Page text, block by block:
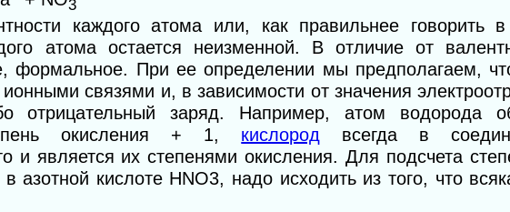
3
каждого атома или, как правильнее говорить
атома остается неизменной. В отличие от
формальное. При ее определении мы предполагаем,
связями и, в зависимости от значения
отрицательный заряд. Например, атом водорода
окисления + 1, кислород всегда в
является их степенями окисления. Для подсчета
азотной кислоте HNO3, надо исходить из того, что